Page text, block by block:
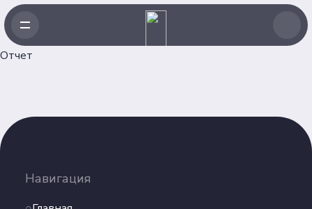
Отчет
Навигация
Главная
Новости